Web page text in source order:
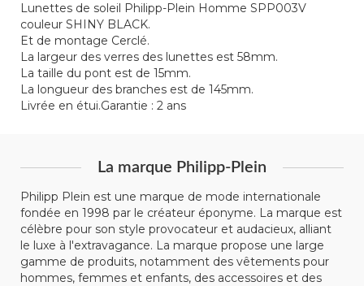
Lunettes de soleil Philipp-Plein Homme SPP003V
couleur SHINY BLACK.
Et de montage Cerclé.
La largeur des verres des lunettes est 58mm.
La taille du pont est de 15mm.
La longueur des branches est de 145mm.
Livrée en étui.Garantie : 2 ans
La marque Philipp-Plein
Philipp Plein est une marque de mode internationale
fondée en 1998 par le créateur éponyme. La marque est
célèbre pour son style provocateur et audacieux, alliant
le luxe à l'extravagance. La marque propose une large
gamme de produits, notamment des vêtements pour
hommes, femmes et enfants, des accessoires et des